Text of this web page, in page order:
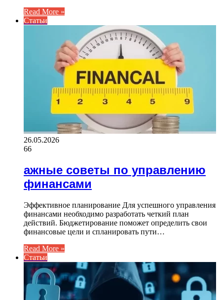
Read More »
Статьи
26.05.2026
66
ажные советы по управлению
финансами
Эффективное планирование Для успешного управления
финансами необходимо разработать четкий план
действий. Бюджетирование поможет определить свои
финансовые цели и спланировать пути…
Read More »
Статьи